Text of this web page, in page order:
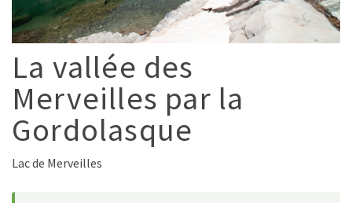
La vallée des
Merveilles par la
Gordolasque
Lac de Merveilles